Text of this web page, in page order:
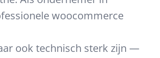
woocommerce
ook technisch sterk zijn —